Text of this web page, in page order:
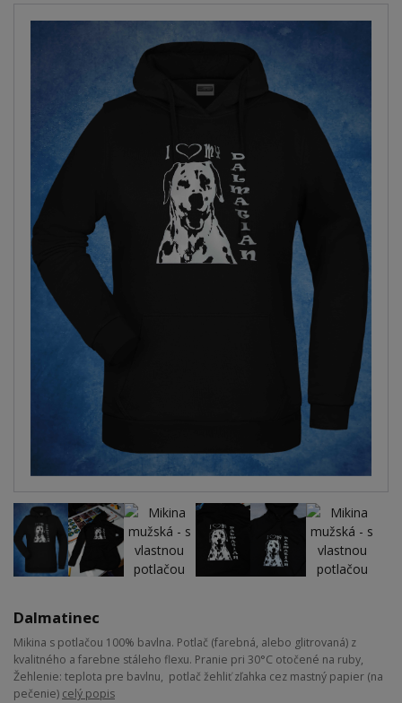
Dalmatinec
Mikina s potlačou 100% bavlna. Potlač (farebná, alebo glitrovaná) z
kvalitného a farebne stáleho flexu. Pranie pri 30°C otočené na ruby,
Žehlenie: teplota pre bavlnu, potlač žehliť zľahka cez mastný papier (na
pečenie) celý popis